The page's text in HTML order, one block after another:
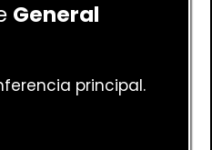
General
principal.